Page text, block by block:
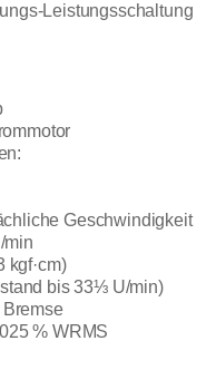
Leistungsschaltung
Geschwindigkeit
min
kgf·cm)
bis 33⅓ U/min)
% WRMS